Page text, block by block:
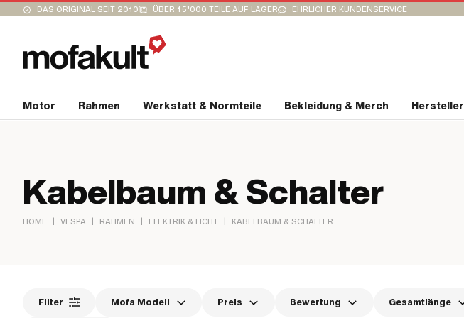
DAS ORIGINAL SEIT 2010 ÜBER 15’000 TEILE AUF LAGER EHRLICHER KUNDENSERVICE
Motor Rahmen Werkstatt & Normteile Bekleidung & Merch Hersteller
Kabelbaum & Schalter
HOME | VESPA | RAHMEN | ELEKTRIK & LICHT | KABELBAUM & SCHALTER
Filter Mofa Modell Preis Bewertung Gesamtlänge